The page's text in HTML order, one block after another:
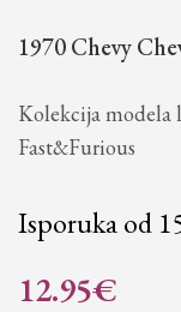
1970 Chevy
Kolekcija modela
Fast&Furious
Isporuka od
12.95€